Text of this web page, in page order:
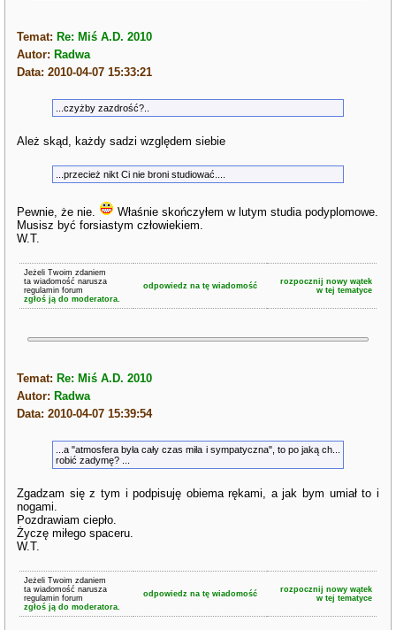
Temat: Re: Miś A.D. 2010
Autor: Radwa
Data: 2010-04-07 15:33:21
...czyżby zazdrość?..
Ależ skąd, każdy sadzi względem siebie
...przecież nikt Ci nie broni studiować....
Pewnie, że nie.
Właśnie skończyłem w lutym studia podyplomowe.
Musisz być forsiastym człowiekiem.
W.T.
Jeżeli Twoim zdaniem
ta wiadomość narusza
regulamin forum
zgłoś ją do moderatora.
odpowiedz na tę wiadomość
rozpocznij nowy wątek
w tej tematyce
Temat: Re: Miś A.D. 2010
Autor: Radwa
Data: 2010-04-07 15:39:54
...a "atmosfera była cały czas miła i sympatyczna", to po jaką ch...
robić zadymę? ...
Zgadzam się z tym i podpisuję obiema rękami, a jak bym umiał to i
nogami.
Pozdrawiam ciepło.
Życzę miłego spaceru.
W.T.
Jeżeli Twoim zdaniem
ta wiadomość narusza
regulamin forum
zgłoś ją do moderatora.
odpowiedz na tę wiadomość
rozpocznij nowy wątek
w tej tematyce